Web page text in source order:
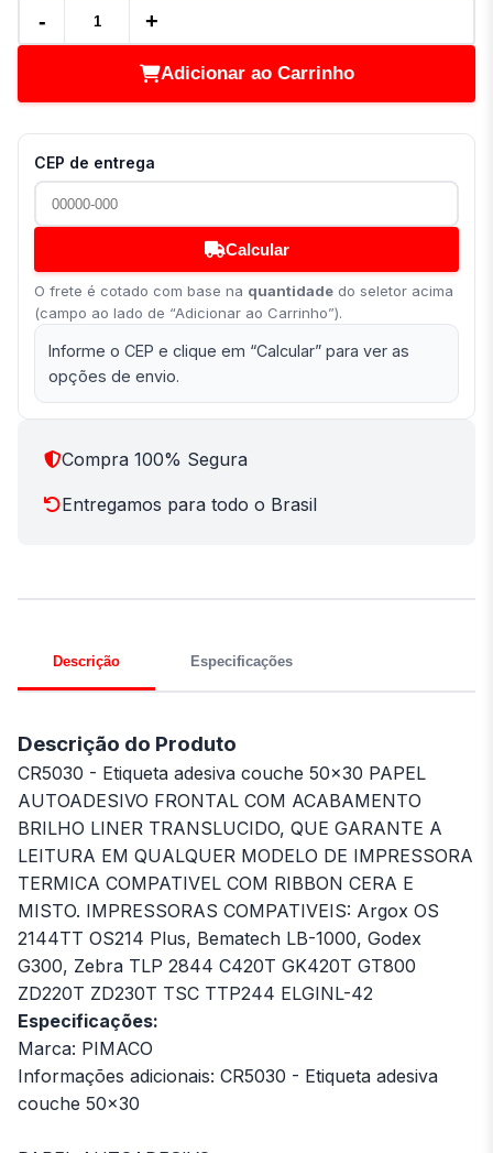
- +
Adicionar ao Carrinho
CEP de entrega
Calcular
O frete é cotado com base na quantidade do seletor acima
(campo ao lado de “Adicionar ao Carrinho”).
Informe o CEP e clique em “Calcular” para ver as
opções de envio.
Compra 100% Segura
Entregamos para todo o Brasil
Descrição Especificações
Descrição do Produto
CR5030 - Etiqueta adesiva couche 50x30 PAPEL
AUTOADESIVO FRONTAL COM ACABAMENTO
BRILHO LINER TRANSLUCIDO, QUE GARANTE A
LEITURA EM QUALQUER MODELO DE IMPRESSORA
TERMICA COMPATIVEL COM RIBBON CERA E
MISTO. IMPRESSORAS COMPATIVEIS: Argox OS
2144TT OS214 Plus, Bematech LB-1000, Godex
G300, Zebra TLP 2844 C420T GK420T GT800
ZD220T ZD230T TSC TTP244 ELGINL-42
Especificações:
Marca: PIMACO
Informações adicionais: CR5030 - Etiqueta adesiva
couche 50x30